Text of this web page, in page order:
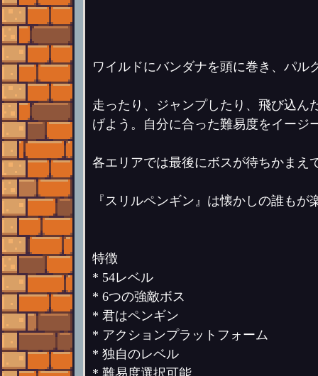
ワイルドにバンダナを頭に巻き、パル
走ったり、ジャンプしたり、飛び込
げよう。自分に合った難易度をイージ
各エリアでは最後にボスが待ちかまえ
『スリルペンギン』は懐かしの誰もが
特徴
* 54レベル
* 6つの強敵ボス
* 君はペンギン
* アクションプラットフォーム
* 独自のレベル
* 難易度選択可能